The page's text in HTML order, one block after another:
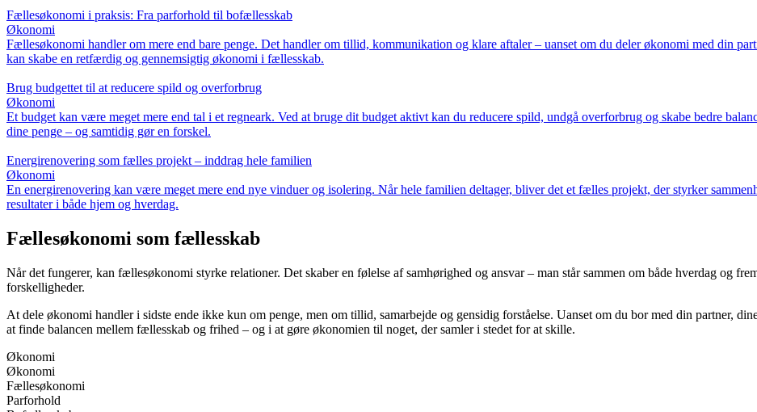
Fællesøkonomi i praksis: Fra parforhold til bofællesskab
Økonomi
Fællesøkonomi handler om mere end bare penge. Det handler om tillid, kommunikation og klare aftaler – uanset om du deler økonomi med din
kan skabe en retfærdig og gennemsigtig økonomi i fællesskab.
Brug budgettet til at reducere spild og overforbrug
Økonomi
Et budget kan være meget mere end tal i et regneark. Ved at bruge dit budget aktivt kan du reducere spild, undgå overforbrug og skabe bedre
dine penge – og samtidig gør en forskel.
Energirenovering som fælles projekt – inddrag hele familien
Økonomi
En energirenovering kan være meget mere end nye vinduer og isolering. Når hele familien deltager, bliver det et fælles projekt, der styrker
resultater i både hjem og hverdag.
Fællesøkonomi som fællesskab
Når det fungerer, kan fællesøkonomi styrke relationer. Det skaber en følelse af samhørighed og ansvar – man står sammen om både hverdag og
forskelligheder.
At dele økonomi handler i sidste ende ikke kun om penge, men om tillid, samarbejde og gensidig forståelse. Uanset om du bor med din partner,
at finde balancen mellem fællesskab og frihed – og i at gøre økonomien til noget, der samler i stedet for at skille.
Økonomi
Økonomi
Fællesøkonomi
Parforhold